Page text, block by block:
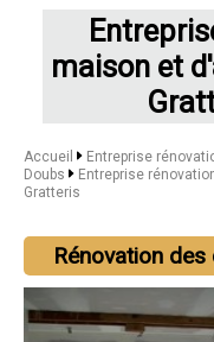
maison et
Accueil
Entreprise
Doubs
Entreprise
Gratteris
Rénovation